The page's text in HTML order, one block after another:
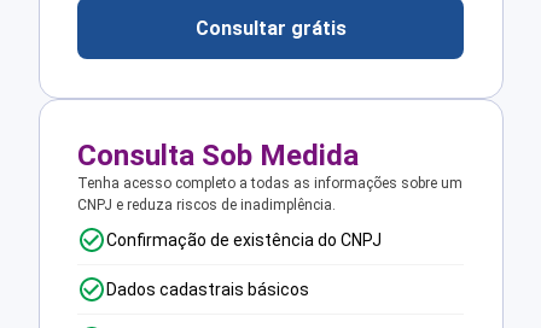
Consultar grátis
Consulta Sob Medida
Tenha acesso completo a todas as informações sobre um
CNPJ e reduza riscos de inadimplência.
Confirmação de existência do CNPJ
Dados cadastrais básicos